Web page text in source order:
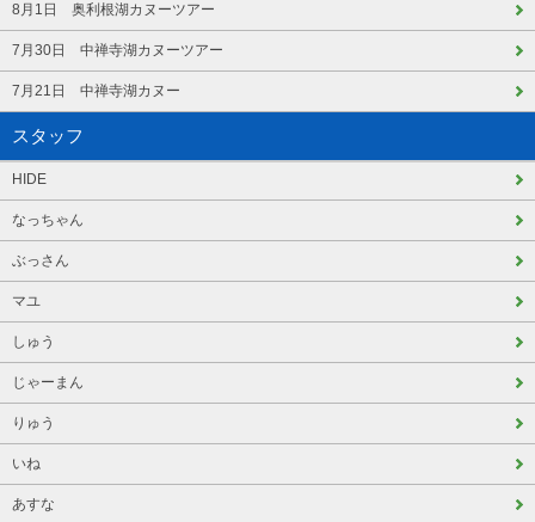
8月1日 奥利根湖カヌーツアー
7月30日 中禅寺湖カヌーツアー
7月21日 中禅寺湖カヌー
スタッフ
HIDE
なっちゃん
ぶっさん
マユ
しゅう
じゃーまん
りゅう
いね
あすな